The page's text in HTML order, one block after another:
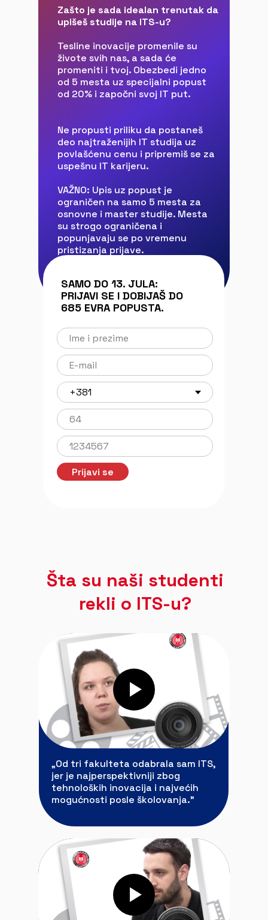
Zašto je sada idealan trenutak da
upišeš studije na ITS-u?
Tesline inovacije promenile su
živote svih nas, a sada će
promeniti i tvoj. Obezbedi jedno
od 5 mesta uz specijalni popust
od 20% i započni svoj IT put.
Ne propusti priliku da postaneš
deo najtraženijih IT studija uz
povlašćenu cenu i pripremiš se za
uspešnu IT karijeru.
VAŽNO: Upis uz popust je
ograničen na samo 5 mesta za
osnovne i master studije. Mesta
su strogo ograničena i
popunjavaju se po vremenu
pristizanja prijave.
Prijavi se
SAMO DO 13. JULA:
PRIJAVI SE I DOBIJAŠ DO
685 EVRA POPUSTA.
Šta su naši studenti
rekli o ITS-u?
„Od tri fakulteta odabrala sam ITS,
jer je najperspektivniji zbog
tehnoloških inovacija i najvećih
mogućnosti posle školovanja.”